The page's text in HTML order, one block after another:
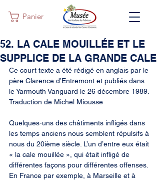
Panier
52. LA CALE MOUILLÉE ET LE
SUPPLICE DE LA GRANDE CALE
Ce court texte a été rédigé en anglais par le
père Clarence d’Entremont et publiés dans
le Yarmouth Vanguard le 26 décembre 1989.
Traduction de Michel Miousse
Quelques-uns des châtiments infligés dans
les temps anciens nous semblent répulsifs à
nous du 20ième siècle. L’un d’entre eux était
« la cale mouillée », qui était infligé de
différentes façons pour différentes offenses.
En France par exemple, à Marseille et à